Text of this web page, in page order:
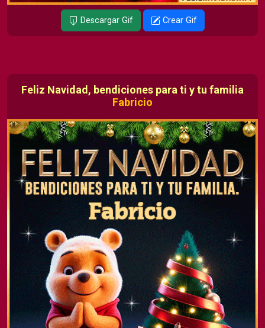
Descargar Gif Crear Gif
Feliz Navidad, bendiciones para ti y tu familia
Fabricio